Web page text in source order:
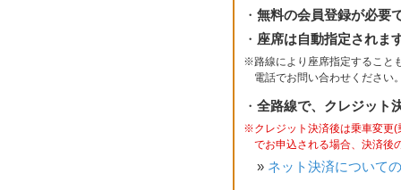
・ 無料の会員登録が必要
・ 座席は自動指定されま
※路線により座席指定すること
電話でお問い合わせください
・ 全路線で、クレジット
※クレジット決済後は乗車変更(
でお申込される場合、決済後
» ネット決済について